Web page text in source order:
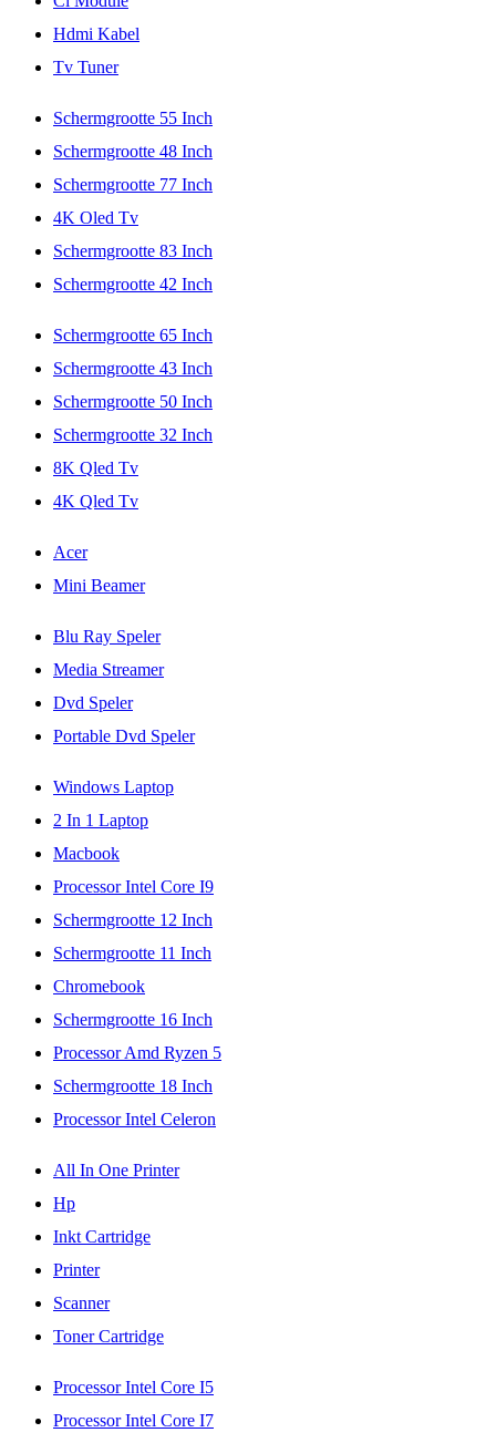
Hdmi Kabel
Tv Tuner
Schermgrootte 55 Inch
Schermgrootte 48 Inch
Schermgrootte 77 Inch
4K Oled Tv
Schermgrootte 83 Inch
Schermgrootte 42 Inch
Schermgrootte 65 Inch
Schermgrootte 43 Inch
Schermgrootte 50 Inch
Schermgrootte 32 Inch
8K Qled Tv
4K Qled Tv
Acer
Mini Beamer
Blu Ray Speler
Media Streamer
Dvd Speler
Portable Dvd Speler
Windows Laptop
2 In 1 Laptop
Macbook
Processor Intel Core I9
Schermgrootte 12 Inch
Schermgrootte 11 Inch
Chromebook
Schermgrootte 16 Inch
Processor Amd Ryzen 5
Schermgrootte 18 Inch
Processor Intel Celeron
All In One Printer
Hp
Inkt Cartridge
Printer
Scanner
Toner Cartridge
Processor Intel Core I5
Processor Intel Core I7